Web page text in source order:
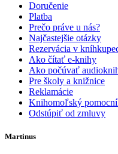
Doručenie
Platba
Prečo práve u nás?
Najčastejšie otázky
Rezervácia v
Ako čítať e-knihy
Ako počúvať
Pre školy a knižnice
Reklamácie
Knihomoľský
Odstúpiť od zmluvy
Martinus